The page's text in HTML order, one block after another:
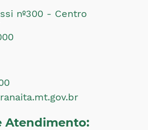
nº300 - Centro
Atendimento: